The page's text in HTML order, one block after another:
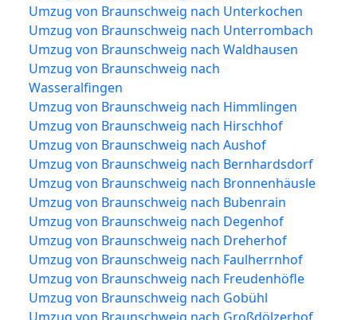
Umzug von Braunschweig nach Unterkochen
Umzug von Braunschweig nach Unterrombach
Umzug von Braunschweig nach Waldhausen
Umzug von Braunschweig nach
Wasseralfingen
Umzug von Braunschweig nach Himmlingen
Umzug von Braunschweig nach Hirschhof
Umzug von Braunschweig nach Aushof
Umzug von Braunschweig nach Bernhardsdorf
Umzug von Braunschweig nach Bronnenhäusle
Umzug von Braunschweig nach Bubenrain
Umzug von Braunschweig nach Degenhof
Umzug von Braunschweig nach Dreherhof
Umzug von Braunschweig nach Faulherrnhof
Umzug von Braunschweig nach Freudenhöfle
Umzug von Braunschweig nach Gobühl
Umzug von Braunschweig nach Großdölzerhof